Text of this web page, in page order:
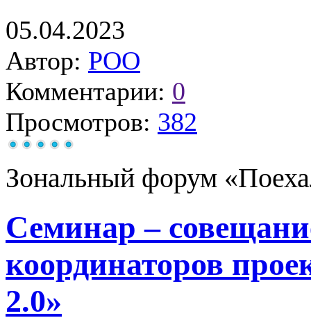
05.04.2023
Автор: РОО
Комментарии: 0
Просмотров: 382
Зональный форум
Семинар –
координаторов
2.0»